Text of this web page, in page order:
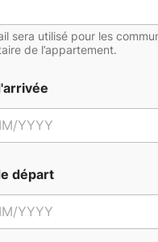
sera utilisé pour les
de l’appartement.
départ